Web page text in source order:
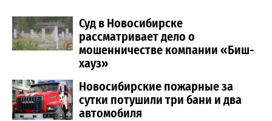
Суд в Новосибирске
рассматривает дело о
мошенничестве компании «Биш-
хауз»
Новосибирские пожарные за
сутки потушили три бани и два
автомобиля